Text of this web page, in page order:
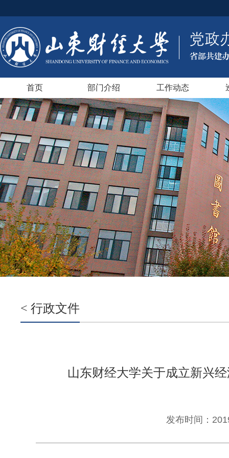
首页 部门介绍 工作动态
< 行政文件
山东财经大学关于成立新兴
发布时间：